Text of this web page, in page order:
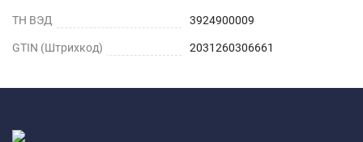
ТН ВЭД 3924900009
GTIN (Штрихкод) 2031260306661